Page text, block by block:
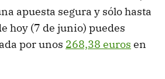
apuesta segura y sólo hasta
hoy (7 de junio) puedes
por unos 268,38 euros en